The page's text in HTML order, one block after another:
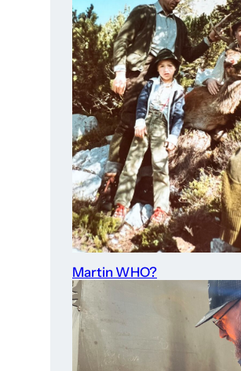
l
e
“
Martin WHO?